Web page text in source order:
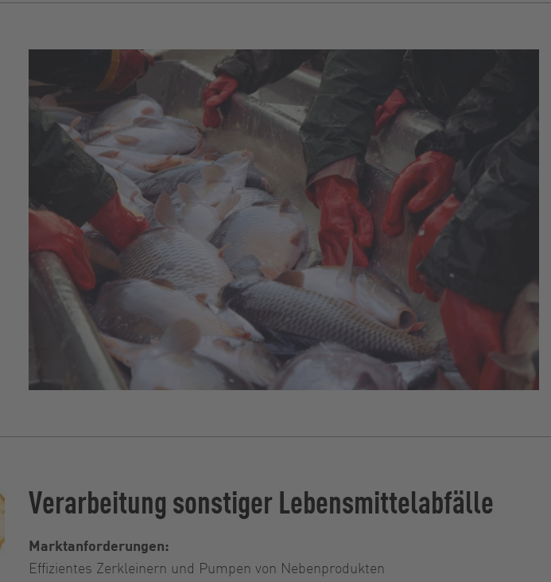
Verarbeitung sonstiger Lebensmittelabfälle
Marktanforderungen:
Effizientes Zerkleinern und Pumpen von Nebenprodukten